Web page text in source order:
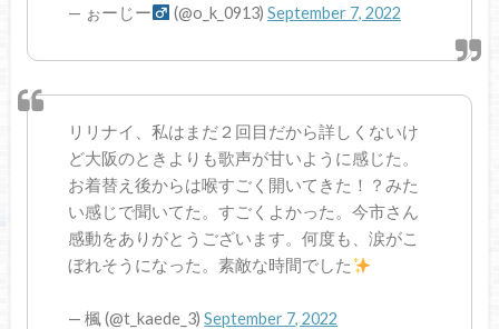
— ぉーじー‍ (@o_k_0913) September 7, 2022
リリナイ、私はまだ２回目だから詳しくないけ
ど大阪のときよりも歌声が甘いように感じた。
お着替え後からは喉すごく開いてきた！？みた
い感じで聞いてた。すごくよかった。今市さん
感動をありがとうございます。何度も、涙がこ
ぼれそうになった。素敵な時間でした
— 楓 (@t_kaede_3)September 7, 2022